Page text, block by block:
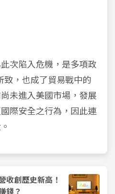
次陷入危機，是多項政
致，也成了貿易戰中的
未進入美國市場，發展
際安全之行為，因此連
收創歷史新高！
錢？